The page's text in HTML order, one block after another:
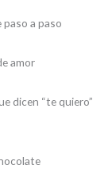
a paso
amor
dicen “te quiero”